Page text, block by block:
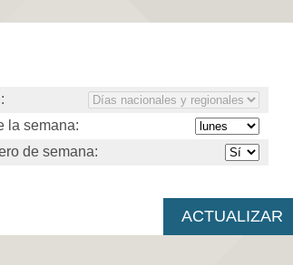
la semana:
de semana: